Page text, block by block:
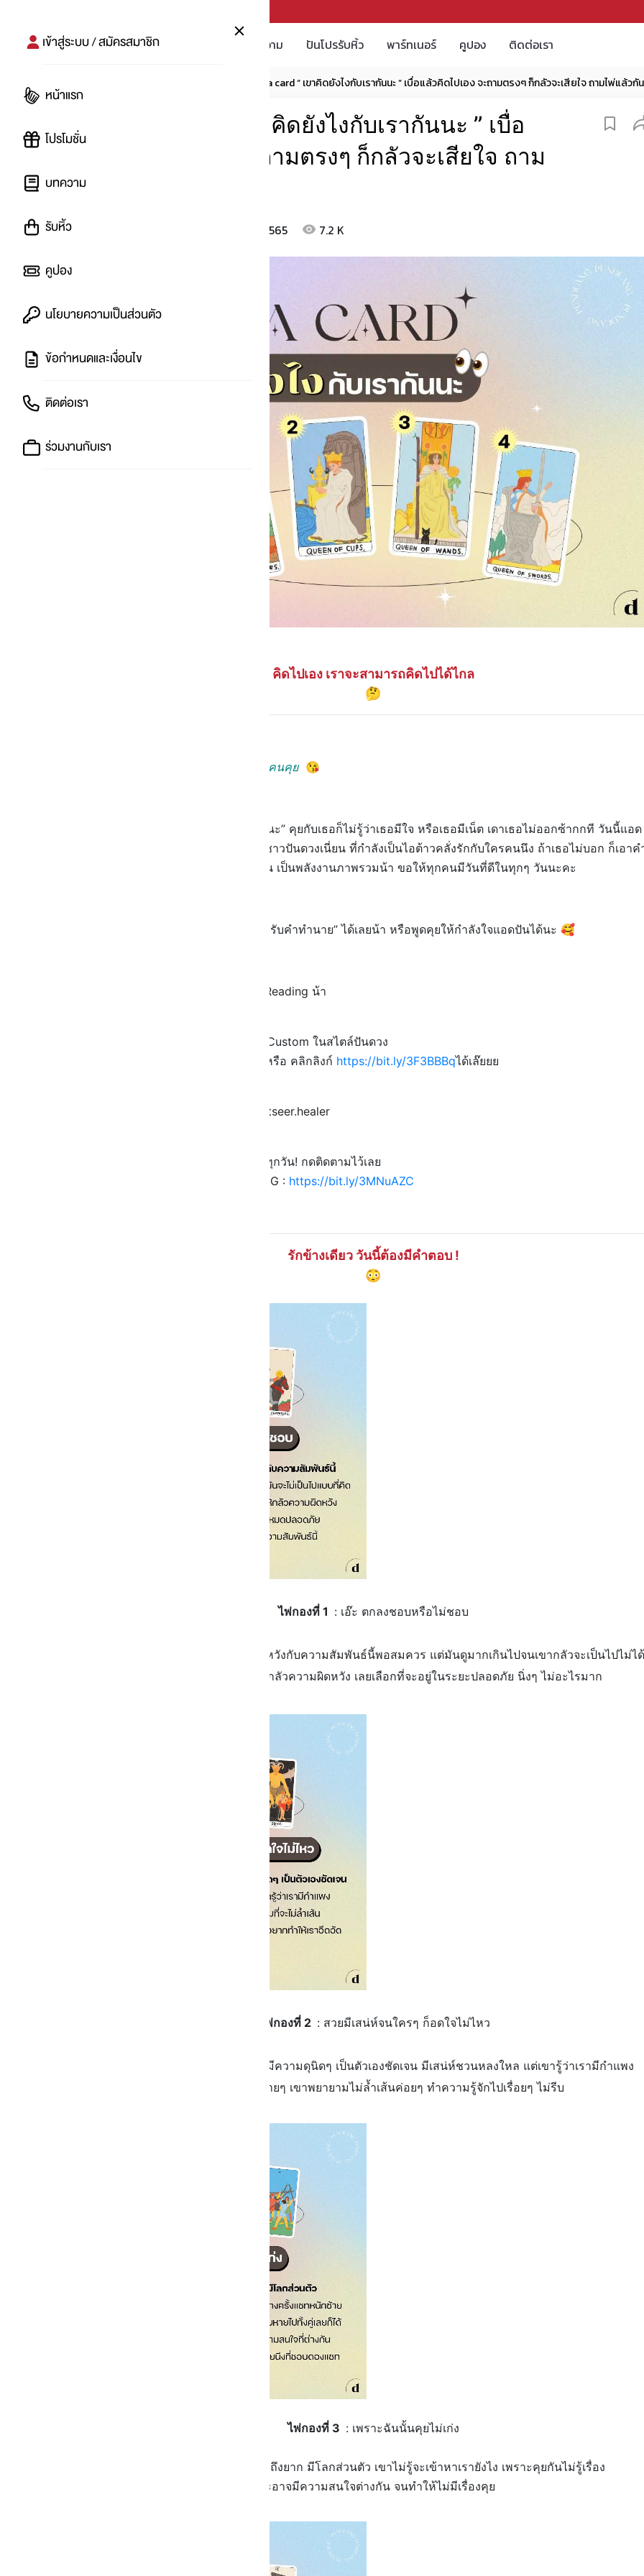
บทความ ปันโปรรับหิ้ว พาร์ทเนอร์ คูปอง ติดต่อเรา
เข้าสู่ระบบ / สมัครสมาชิก
หน้าแรก
โปรโมชั่น
บทความ
รับหิ้ว
คูปอง
นโยบายความเป็นส่วนตัว
ข้อกำหนดและเงื่อนไข
ติดต่อเรา
ร่วมงานกับเรา
Pick a card “ เขาคิดยังไงกับเรากันนะ ” เบื่อแล้วคิดไปเอง จะถามตรงๆ ก็กลัวจะเสียใจ ถามไพ่แล้วกัน
Pick a card “ เขาคิดยังไงกับเรากันนะ ” เบื่อ
แล้วคิดไปเอง จะถามตรงๆ ก็กลัวจะเสียใจ ถาม
14 ก.ย. 2565 7.2 K
คิดไปเอง เราจะสามารถคิดไปได้ไกล
🤔
ดวงความรักสไตล์คนแอบรัก หรือมีคนคุย 😘
Pick a card “เขาคิดยังไงกับเรากันนะ” คุยกับเธอก็ไม่รู้ว่าเธอมีใจ หรือเธอมีเน็ต เดาเธอไม่ออกซ้ากกที วันนี้แอด
ปันทำหัวข้อเอาใจ กับเหล่า #สาวกชาวปันดวงเนี่ยน ที่กำลังเป็นไอต้าวคลั่งรักกับใครคนนึง ถ้าเธอไม่บอก ก็เอาค
ตอบเป็นไพ่ไปเลยแล้วกัน ทั้งนี้ ทั้งนั้น เป็นพลังงานภาพรวมน้า ขอให้ทุกคนมีวันที่ดีในทุกๆ วันนะคะ
Comment “รับคำทำนาย” หรือ “ไม่รับคำทำนาย” ได้เลยน้า หรือพูดคุยให้กำลังใจแอดปันได้นะ 🥰
🔮 เป็นดวงแบบภาพรวม General Reading น้า
📱 สั่งซื้อวอลเปเปอร์เสริมดวงแบบ Custom ในสไตล์ปันดวง
ทัก LINE : @punduangclub หรือ คลิกลิงก์ https://bit.ly/3F3BBBqได้เล๊ยยย
🧡 คำทำนาย ปันดวง x @blackcatseer.healer
🤩 ตามอ่านทริคสายมูที่ปันดวงได้ทุกวัน! กดติดตามไว้เลย
IG : https://bit.ly/3MNuAZC
รักข้างเดียว วันนี้ต้องมีคำตอบ !
😳
ไพ่กองที่ 1 : เอ๊ะ ตกลงชอบหรือไม่ชอบ
เขาชอบเธอนะ เขาดูตั้งความคาดหวังกับความสัมพันธ์นี้พอสมควร แต่มันดูมากเกินไปจนเขากลัวจะเป็นไปไม่ได้
ด้วยเรื่องเก่าๆ เหมือนเขากลัวความผิดหวัง เลยเลือกที่จะอยู่ในระยะปลอดภัย นิ่งๆ ไม่อะไรมาก
ไพ่กองที่ 2 : สวยมีเสน่ห์จนใครๆ ก็อดใจไม่ไหว
เขาเห็นว่าเราเป็นคนที่รักอิสระ มีความดุนิดๆ เป็นตัวเองชัดเจน มีเสน่ห์ชวนหลงใหล แต่เขารู้ว่าเรามีกำแพง
ไม่ให้ใครเข้าได้ง่ายๆ เขาพยายามไม่ล้ำเส้นค่อยๆ ทำความรู้จักไปเรื่อยๆ ไม่รีบ
ไพ่กองที่ 3 : เพราะฉันนั้นคุยไม่เก่ง
เขามองว่าเราเป็นคนที่เข้าถึงยาก มีโลกส่วนตัว เขาไม่รู้จะเข้าหาเรายังไง เพราะคุยกันไม่รู้เรื่อง
และอาจมีความสนใจต่างกัน จนทำให้ไม่มีเรื่องคุย